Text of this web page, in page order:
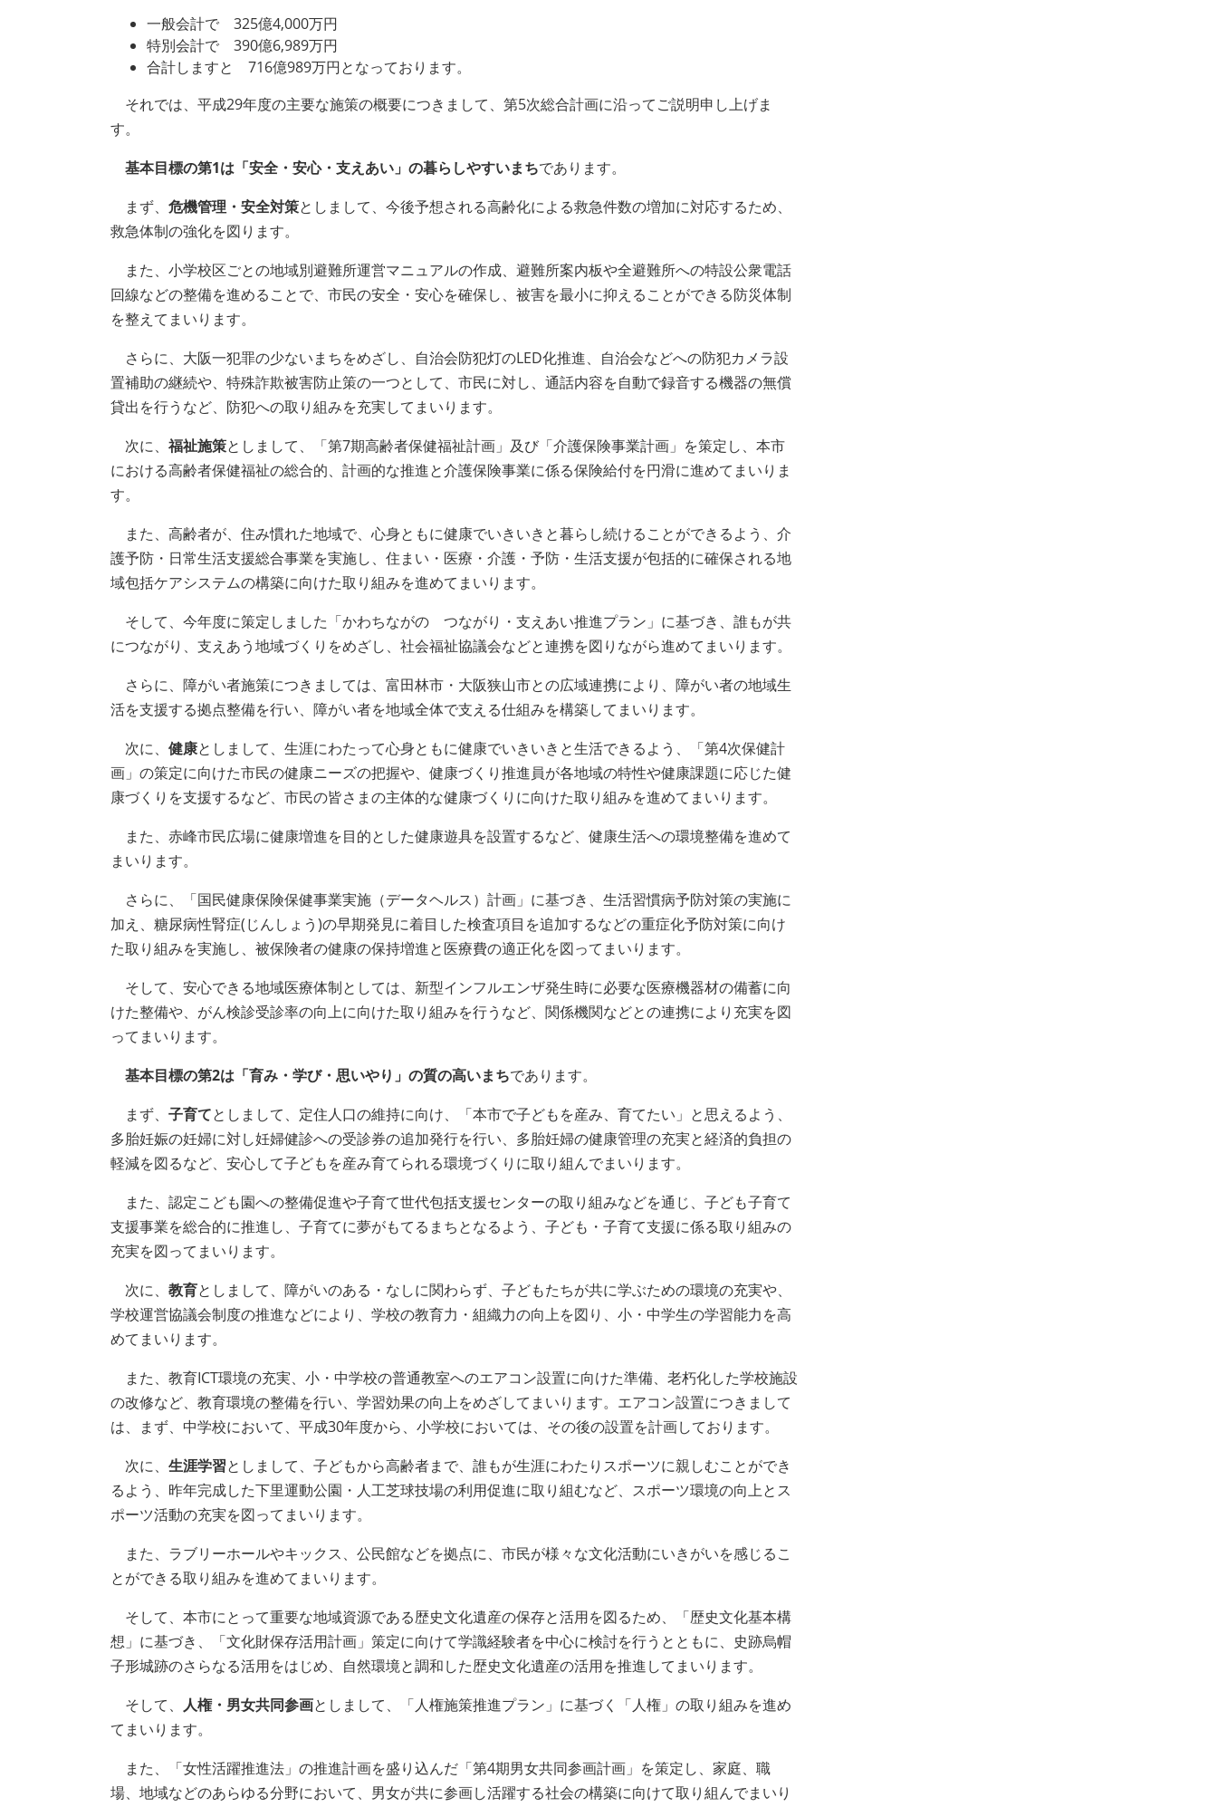
一般会計で 325億4,000万円
特別会計で 390億6,989万円
合計しますと 716億989万円となっております。
それでは、平成29年度の主要な施策の概要につきまして、第5次総合計画に沿ってご説明申し上げま
す。
基本目標の第1は「安全・安心・支えあい」の暮らしやすいまちであります。
まず、 危機管理・安全対策としまして、今後予想される高齢化による救急件数の増加に対応するため、
救急体制の強化を図ります。
また、小学校区ごとの地域別避難所運営マニュアルの作成、避難所案内板や全避難所への特設公衆電話
回線などの整備を進めることで、市民の安全・安心を確保し、被害を最小に抑えることができる防災体制
を整えてまいります。
さらに、大阪一犯罪の少ないまちをめざし、自治会防犯灯のLED化推進、自治会などへの防犯カメラ設
置補助の継続や、特殊詐欺被害防止策の一つとして、市民に対し、通話内容を自動で録音する機器の無償
貸出を行うなど、防犯への取り組みを充実してまいります。
次に、 福祉施策としまして、「第7期高齢者保健福祉計画」及び「介護保険事業計画」を策定し、本市
における高齢者保健福祉の総合的、計画的な推進と介護保険事業に係る保険給付を円滑に進めてまいりま
す。
また、高齢者が、住み慣れた地域で、心身ともに健康でいきいきと暮らし続けることができるよう、介
護予防・日常生活支援総合事業を実施し、住まい・医療・介護・予防・生活支援が包括的に確保される地
域包括ケアシステムの構築に向けた取り組みを進めてまいります。
そして、今年度に策定しました「かわちながの つながり・支えあい推進プラン」に基づき、誰もが共
につながり、支えあう地域づくりをめざし、社会福祉協議会などと連携を図りながら進めてまいります。
さらに、障がい者施策につきましては、富田林市・大阪狭山市との広域連携により、障がい者の地域生
活を支援する拠点整備を行い、障がい者を地域全体で支える仕組みを構築してまいります。
次に、 健康としまして、生涯にわたって心身ともに健康でいきいきと生活できるよう、「第4次保健計
画」の策定に向けた市民の健康ニーズの把握や、健康づくり推進員が各地域の特性や健康課題に応じた健
康づくりを支援するなど、市民の皆さまの主体的な健康づくりに向けた取り組みを進めてまいります。
また、赤峰市民広場に健康増進を目的とした健康遊具を設置するなど、健康生活への環境整備を進めて
まいります。
さらに、「国民健康保険保健事業実施（データヘルス）計画」に基づき、生活習慣病予防対策の実施に
加え、糖尿病性腎症(じんしょう)の早期発見に着目した検査項目を追加するなどの重症化予防対策に向け
た取り組みを実施し、被保険者の健康の保持増進と医療費の適正化を図ってまいります。
そして、安心できる地域医療体制としては、新型インフルエンザ発生時に必要な医療機器材の備蓄に向
けた整備や、がん検診受診率の向上に向けた取り組みを行うなど、関係機関などとの連携により充実を図
ってまいります。
基本目標の第2は「育み・学び・思いやり」の質の高いまちであります。
まず、 子育てとしまして、定住人口の維持に向け、「本市で子どもを産み、育てたい」と思えるよう、
多胎妊娠の妊婦に対し妊婦健診への受診券の追加発行を行い、多胎妊婦の健康管理の充実と経済的負担の
軽減を図るなど、安心して子どもを産み育てられる環境づくりに取り組んでまいります。
また、認定こども園への整備促進や子育て世代包括支援センターの取り組みなどを通じ、子ども子育て
支援事業を総合的に推進し、子育てに夢がもてるまちとなるよう、子ども・子育て支援に係る取り組みの
充実を図ってまいります。
次に、 教育としまして、障がいのある・なしに関わらず、子どもたちが共に学ぶための環境の充実や、
学校運営協議会制度の推進などにより、学校の教育力・組織力の向上を図り、小・中学生の学習能力を高
めてまいります。
また、教育ICT環境の充実、小・中学校の普通教室へのエアコン設置に向けた準備、老朽化した学校施設
の改修など、教育環境の整備を行い、学習効果の向上をめざしてまいります。エアコン設置につきまして
は、まず、中学校において、平成30年度から、小学校においては、その後の設置を計画しております。
次に、 生涯学習としまして、子どもから高齢者まで、誰もが生涯にわたりスポーツに親しむことができ
るよう、昨年完成した下里運動公園・人工芝球技場の利用促進に取り組むなど、スポーツ環境の向上とス
ポーツ活動の充実を図ってまいります。
また、ラブリーホールやキックス、公民館などを拠点に、市民が様々な文化活動にいきがいを感じるこ
とができる取り組みを進めてまいります。
そして、本市にとって重要な地域資源である歴史文化遺産の保存と活用を図るため、「歴史文化基本構
想」に基づき、「文化財保存活用計画」策定に向けて学識経験者を中心に検討を行うとともに、史跡烏帽
子形城跡のさらなる活用をはじめ、自然環境と調和した歴史文化遺産の活用を推進してまいります。
そして、 人権・男女共同参画としまして、「人権施策推進プラン」に基づく「人権」の取り組みを進め
てまいります。
また、「女性活躍推進法」の推進計画を盛り込んだ「第4期男女共同参画計画」を策定し、家庭、職
場、地域などのあらゆる分野において、男女が共に参画し活躍する社会の構築に向けて取り組んでまいり